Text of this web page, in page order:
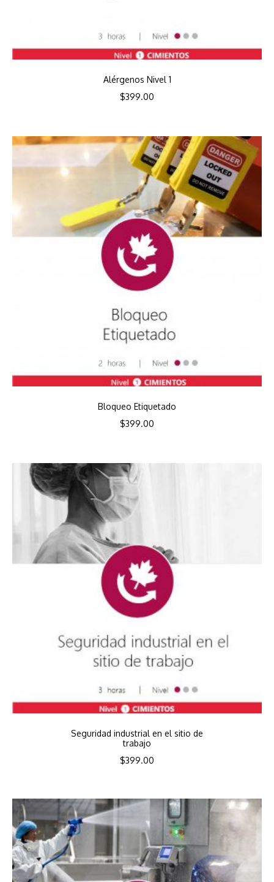
Alérgenos Nivel 1
$399.00
Bloqueo Etiquetado
$399.00
Seguridad industrial en el sitio de
trabajo
$399.00